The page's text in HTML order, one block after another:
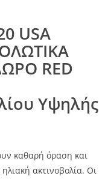
USA
RED
Υψηλής
καθαρή όραση και
ακτινοβολία. Οι